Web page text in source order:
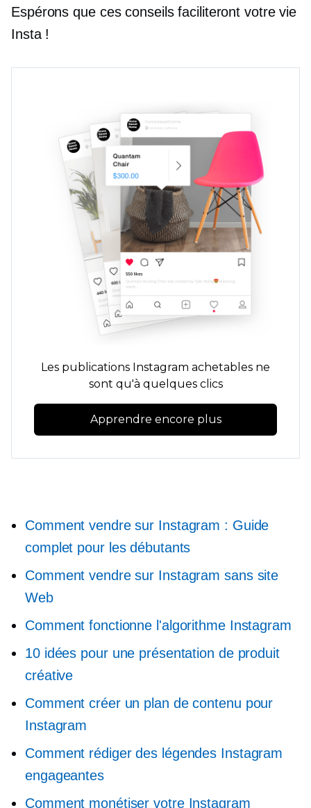
Espérons que ces conseils faciliteront votre vie
Insta !
Les publications Instagram achetables ne
sont qu'à quelques clics
Apprendre encore plus
Comment vendre sur Instagram : Guide
complet pour les débutants
Comment vendre sur Instagram sans site
Web
Comment fonctionne l'algorithme Instagram
10 idées pour une présentation de produit
créative
Comment créer un plan de contenu pour
Instagram
Comment rédiger des légendes Instagram
engageantes
Comment monétiser votre Instagram